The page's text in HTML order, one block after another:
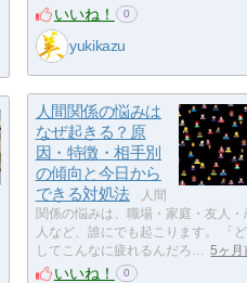
いいね！ 0
yukikazu
人間関係の悩みは
なぜ起きる？原
因・特徴・相手別
の傾向と今日から
できる対処法
人間
関係の悩みは、職場・家庭・友人・
人など、誰にでも起こります。 「ど
してこんなに疲れるんだろ… 5ヶ月
いいね！ 0